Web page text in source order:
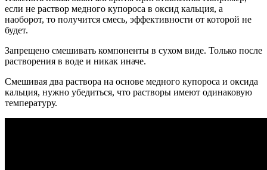
если не раствор медного купороса в оксид кальция, а
наоборот, то получится смесь, эффективности от которой не
будет.
Запрещено смешивать компоненты в сухом виде. Только после
растворения в воде и никак иначе.
Смешивая два раствора на основе медного купороса и оксида
кальция, нужно убедиться, что растворы имеют одинаковую
температуру.